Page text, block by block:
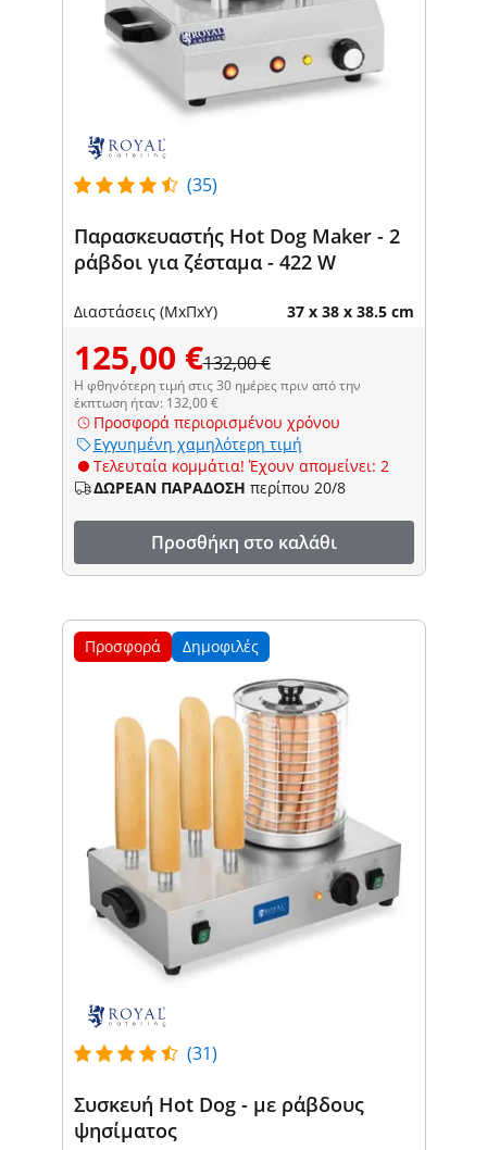
(35)
Παρασκευαστής Hot Dog Maker - 2
ράβδοι για ζέσταμα - 422 W
Διαστάσεις (ΜxΠxΥ) 37 x 38 x 38.5 cm
125,00 €132,00 €
Η φθηνότερη τιμή στις 30 ημέρες πριν από την
έκπτωση ήταν: 132,00 €
Προσφορά περιορισμένου χρόνου
Εγγυημένη χαμηλότερη τιμή
Τελευταία κομμάτια! Έχουν απομείνει: 2
ΔΩΡΕΑΝ ΠΑΡΑΔΟΣΗ περίπου 20/8
Προσθήκη στο καλάθι
Προσφορά Δημοφιλές
(31)
Συσκευή Hot Dog - με ράβδους
ψησίματος